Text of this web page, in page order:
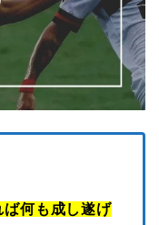
ば何も成し遂げ